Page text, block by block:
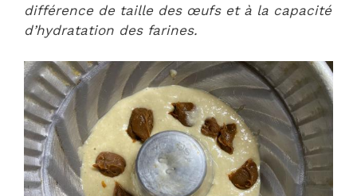
différence de taille des œufs et à la capacité
d’hydratation des farines.